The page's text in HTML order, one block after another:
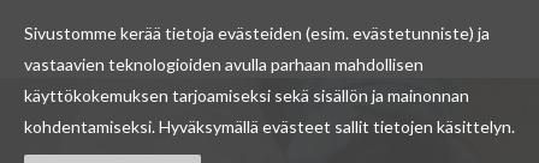
Skip
Sivustomme kerää tietoja evästeiden (esim. evästetunniste) ja
vastaavien teknologioiden avulla parhaan mahdollisen
käyttökokemuksen tarjoamiseksi sekä sisällön ja mainonnan
kohdentamiseksi. Hyväksymällä evästeet sallit tietojen käsittelyn.